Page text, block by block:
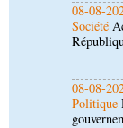
08-08-
Politique
08-08-
Société
les